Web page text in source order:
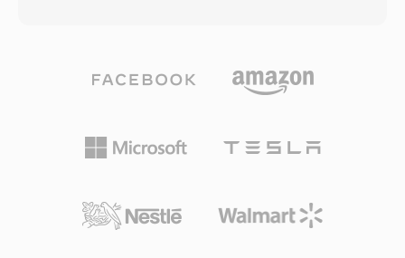
تسجيل ممتدة على بطاقات ذاكرة SD وSDHC
خطوط التحرير الزمنية، رغم أن بعض سير العمل
معدلات 192-384 كيلوبت/ثانية للستيريو، مما ينتج
تفضل معايير DVB التلفزيونية وراديو DAB الرقمي
انتقال المرمّز أقصر أيضاً، وهي سمة مهمة للبث الحي